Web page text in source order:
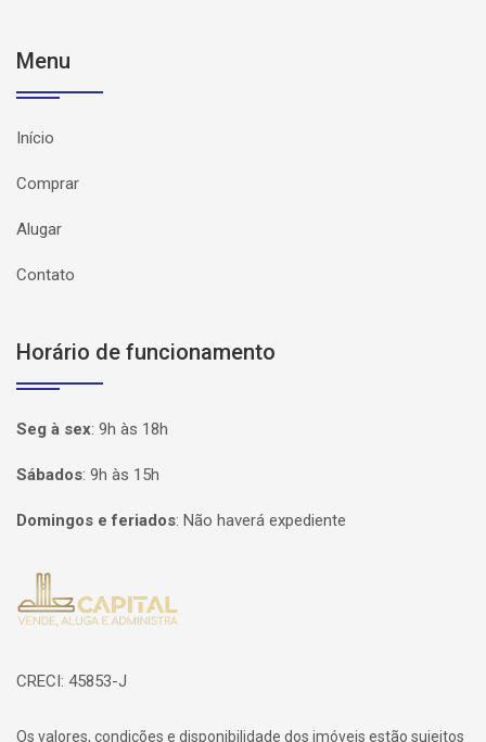
Menu
Início
Comprar
Alugar
Contato
Horário de funcionamento
Seg à sex: 9h às 18h
Sábados: 9h às 15h
Domingos e feriados: Não haverá expediente
Página inicial
CRECI: 45853-J
Os valores, condições e disponibilidade dos imóveis estão sujeitos